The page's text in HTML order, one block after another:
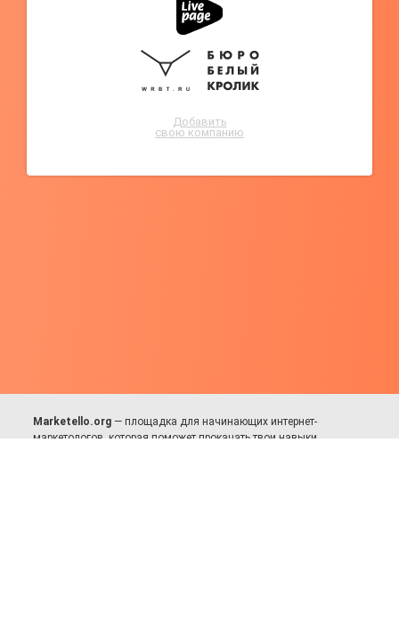
Добавить
свою компанию
Marketello.org — площадка для начинающих интернет-
маркетологов, которая поможет прокачать твои навыки.